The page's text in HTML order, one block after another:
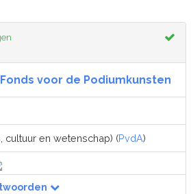
voor de Podiumkunsten
cultuur en wetenschap) (PvdA)